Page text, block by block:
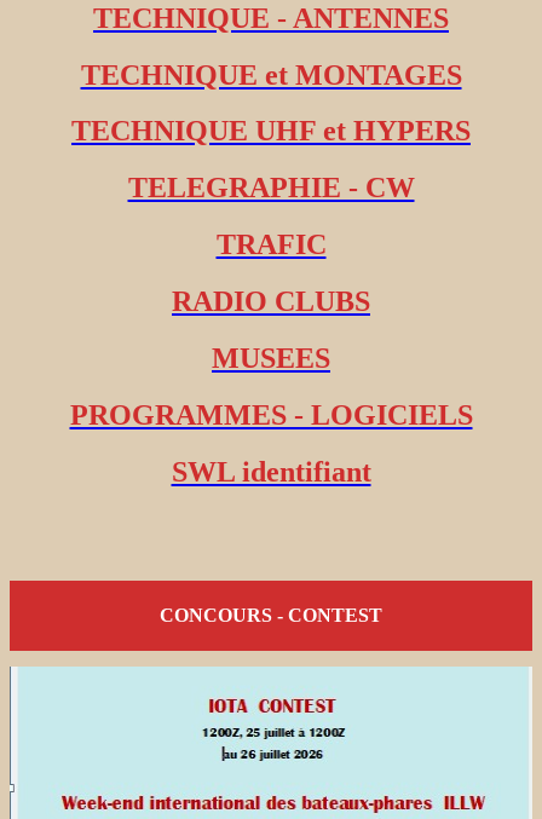
TECHNIQUE - ANTENNES
TECHNIQUE et MONTAGES
TECHNIQUE UHF et HYPERS
TELEGRAPHIE - CW
TRAFIC
RADIO CLUBS
MUSEES
PROGRAMMES - LOGICIELS
SWL identifiant
CONCOURS - CONTEST